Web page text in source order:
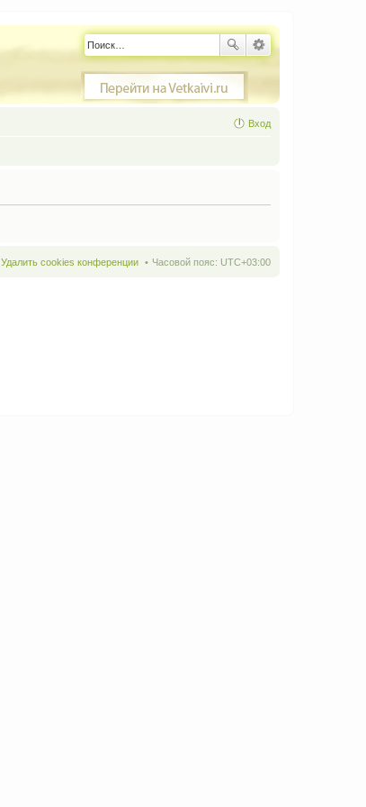
Вход
Часовой пояс: UTC+03:00
Удалить cookies конференции